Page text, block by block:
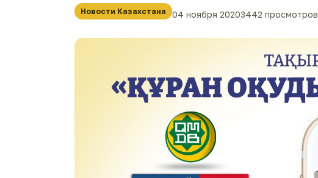
Новости Казахстана 04 ноября 20203442 просмотров